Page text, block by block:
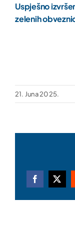
Uspješno
zelenih
21. Juna 2025.
Facebook
X